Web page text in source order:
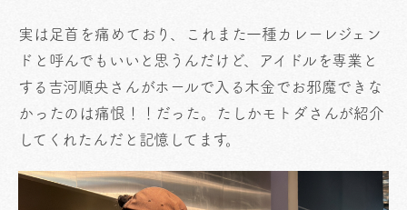
実は足首を痛めており、これまた一種カレーレジェン
ドと呼んでもいいと思うんだけど、アイドルを専業と
する吉河順央さんがホールで入る木金でお邪魔できな
かったのは痛恨！！だった。たしかモトダさんが紹介
してくれたんだと記憶してます。